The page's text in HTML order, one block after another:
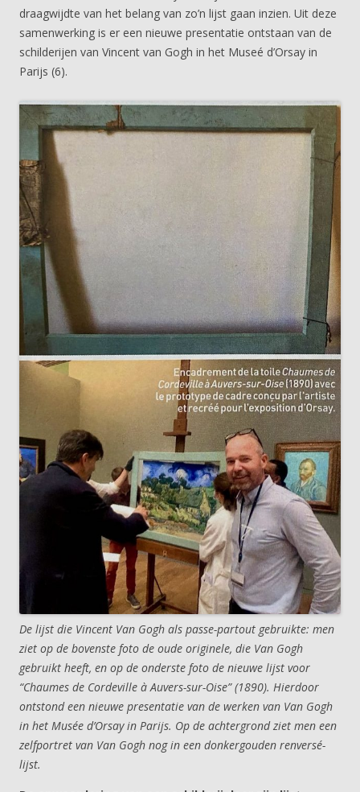
draagwijdte van het belang van zo’n lijst gaan inzien. Uit deze
samenwerking is er een nieuwe presentatie ontstaan van de
schilderijen van Vincent van Gogh in het Museé d’Orsay in
Parijs (6).
De lijst die Vincent Van Gogh als passe-partout gebruikte: men
ziet op de bovenste foto de oude originele, die Van Gogh
gebruikt heeft, en op de onderste foto de nieuwe lijst voor
“Chaumes de Cordeville à Auvers-sur-Oise” (1890). Hierdoor
ontstond een nieuwe presentatie van de werken van Van Gogh
in het Musée d’Orsay in Parijs. Op de achtergrond ziet men een
zelfportret van Van Gogh nog in een donkergouden renversé-
lijst.